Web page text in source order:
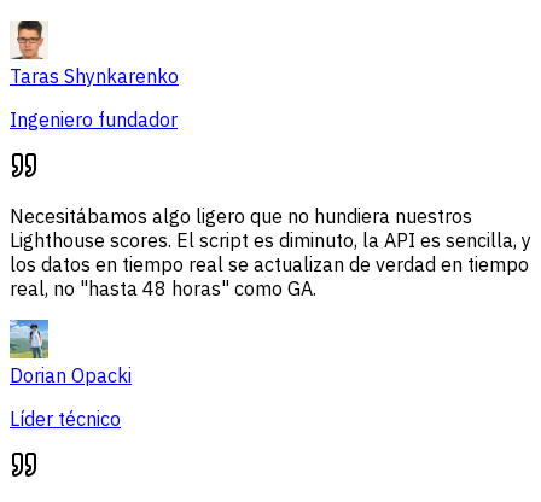
Taras Shynkarenko
Ingeniero fundador
Necesitábamos algo ligero que no hundiera nuestros
Lighthouse scores. El script es diminuto, la API es sencilla, y
los datos en tiempo real se actualizan de verdad en tiempo
real, no "hasta 48 horas" como GA.
Dorian Opacki
Líder técnico